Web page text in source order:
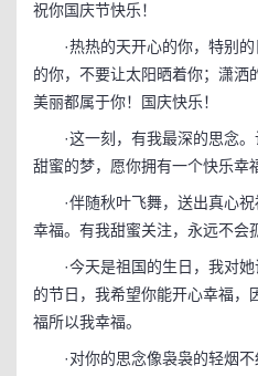
祝你国庆节快乐！
·热热的天开心的你，特别的
的你，不要让太阳晒着你；潇洒
美丽都属于你！国庆快乐！
·这一刻，有我最深的思念。
甜蜜的梦，愿你拥有一个快乐幸
·伴随秋叶飞舞，送出真心祝
幸福。有我甜蜜关注，永远不会
·今天是祖国的生日，我对她
的节日，我希望你能开心幸福，
福所以我幸福。
·对你的思念像袅袅的轻烟不